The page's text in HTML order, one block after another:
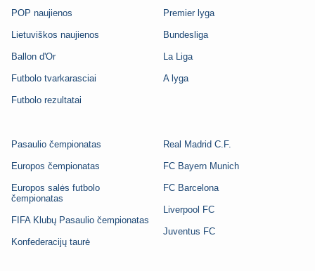
POP naujienos
Lietuviškos naujienos
Ballon d'Or
Futbolo tvarkarasciai
Futbolo rezultatai
Premier lyga
Bundesliga
La Liga
A lyga
Pasaulio čempionatas
Europos čempionatas
Europos salės futbolo
čempionatas
FIFA Klubų Pasaulio čempionatas
Konfederacijų taurė
Real Madrid C.F.
FC Bayern Munich
FC Barcelona
Liverpool FC
Juventus FC